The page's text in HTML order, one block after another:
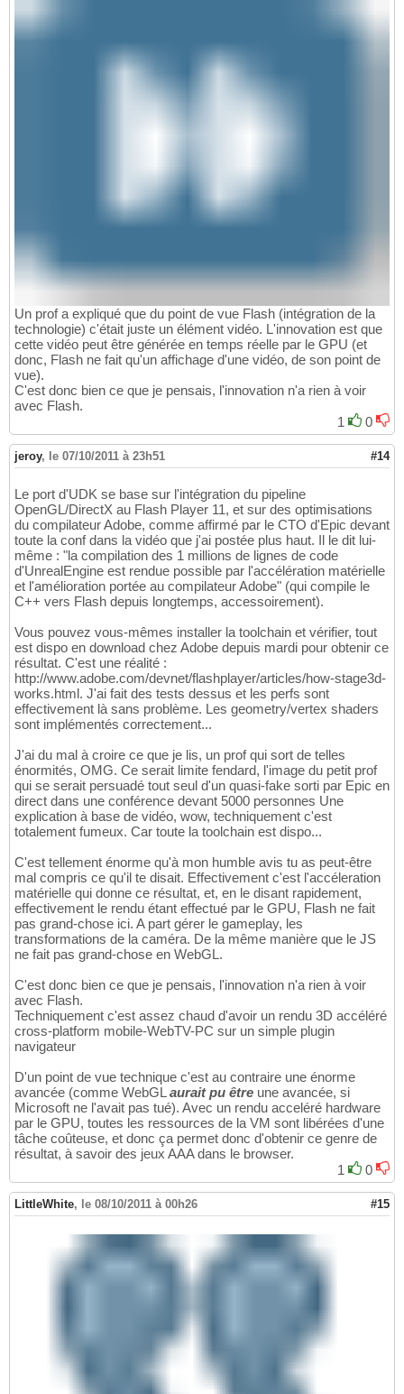
Un prof a expliqué que du point de vue Flash (intégration de la
technologie) c'était juste un élément vidéo. L'innovation est que
cette vidéo peut être générée en temps réelle par le GPU (et
donc, Flash ne fait qu'un affichage d'une vidéo, de son point de
vue).
C'est donc bien ce que je pensais, l'innovation n'a rien à voir
avec Flash.
1
0
jeroy, le 07/10/2011 à 23h51 #14
Le port d'UDK se base sur l'intégration du pipeline
OpenGL/DirectX au Flash Player 11, et sur des optimisations
du compilateur Adobe, comme affirmé par le CTO d'Epic devant
toute la conf dans la vidéo que j'ai postée plus haut. Il le dit lui-
même : "la compilation des 1 millions de lignes de code
d'UnrealEngine est rendue possible par l'accélération matérielle
et l'amélioration portée au compilateur Adobe" (qui compile le
C++ vers Flash depuis longtemps, accessoirement).
Vous pouvez vous-mêmes installer la toolchain et vérifier, tout
est dispo en download chez Adobe depuis mardi pour obtenir ce
résultat. C'est une réalité :
http://www.adobe.com/devnet/flashplayer/articles/how-stage3d-
works.html. J'ai fait des tests dessus et les perfs sont
effectivement là sans problème. Les geometry/vertex shaders
sont implémentés correctement...
J'ai du mal à croire ce que je lis, un prof qui sort de telles
énormités, OMG. Ce serait limite fendard, l'image du petit prof
qui se serait persuadé tout seul d'un quasi-fake sorti par Epic en
direct dans une conférence devant 5000 personnes Une
explication à base de vidéo, wow, techniquement c'est
totalement fumeux. Car toute la toolchain est dispo...
C'est tellement énorme qu'à mon humble avis tu as peut-être
mal compris ce qu'il te disait. Effectivement c'est l'accéleration
matérielle qui donne ce résultat, et, en le disant rapidement,
effectivement le rendu étant effectué par le GPU, Flash ne fait
pas grand-chose ici. A part gérer le gameplay, les
transformations de la caméra. De la même manière que le JS
ne fait pas grand-chose en WebGL.
C'est donc bien ce que je pensais, l'innovation n'a rien à voir
avec Flash.
Techniquement c'est assez chaud d'avoir un rendu 3D accéléré
cross-platform mobile-WebTV-PC sur un simple plugin
navigateur
D'un point de vue technique c'est au contraire une énorme
avancée (comme WebGL aurait pu être une avancée, si
Microsoft ne l'avait pas tué). Avec un rendu acceléré hardware
par le GPU, toutes les ressources de la VM sont libérées d'une
tâche coûteuse, et donc ça permet donc d'obtenir ce genre de
résultat, à savoir des jeux AAA dans le browser.
1
0
LittleWhite, le 08/10/2011 à 00h26 #15